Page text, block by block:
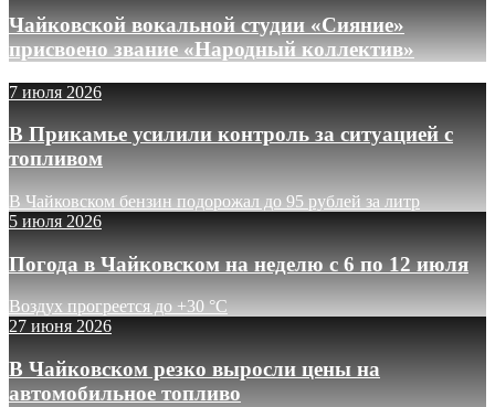
Чайковской вокальной студии «Сияние»
присвоено звание «Народный коллектив»
7 июля 2026
В Прикамье усилили контроль за ситуацией с
топливом
В Чайковском бензин подорожал до 95 рублей за литр
5 июля 2026
Погода в Чайковском на неделю с 6 по 12 июля
Воздух прогреется до +30 °C
27 июня 2026
В Чайковском резко выросли цены на
автомобильное топливо